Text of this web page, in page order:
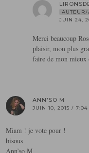
AUTEUR/
JUIN 24,
Merci beaucoup
plaisir, mon plus
faire de mon
ANN'SO M
JUIN 10, 2015 / 7:04
Miam ! je vote pour !
bisous
Ann’so M